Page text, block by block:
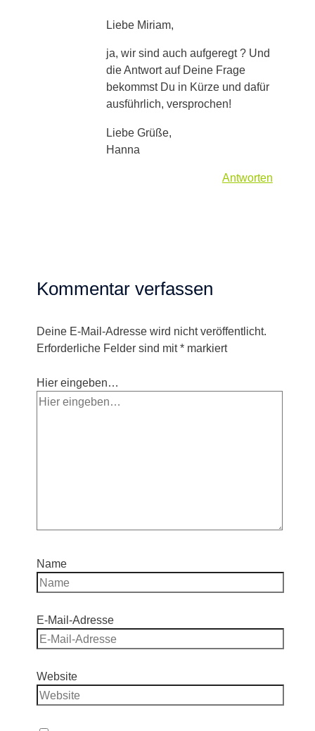
Liebe Miriam,
ja, wir sind auch aufgeregt ? Und
die Antwort auf Deine Frage
bekommst Du in Kürze und dafür
ausführlich, versprochen!
Liebe Grüße,
Hanna
Antworten
Kommentar verfassen
Deine E-Mail-Adresse wird nicht veröffentlicht.
Erforderliche Felder sind mit*markiert
Hier eingeben…
Name
E-Mail-Adresse
Website